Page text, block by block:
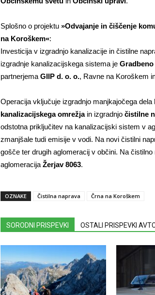
Splošno o projektu »Odvajanje in čiščenje
na Koroškem«:
Investicija v izgradnjo kanalizacije in čistilne
izgradnje kanalizacijskega sistema je
partnerjema GIIP d. o. o., Ravne na Koroškem
Operacija vključuje izgradnjo manjkajočega
kanalizacijskega omrežjain izgradnjo čistilne
odstotna priključitev na kanalizacijski sistem v
zmanjšale tudi emisije v vodi. Na novi čistilni
gošče ter drugih aglomeracij v občini. Na
aglomeracija Žerjav 8063.
OZNAKE Čistilna naprava Črna na Koroškem
SORODNI PRISPEVKI OSTALI PRISPEVKI